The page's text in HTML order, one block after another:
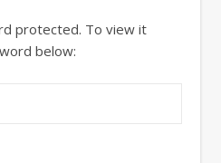
protected. To view it
below: